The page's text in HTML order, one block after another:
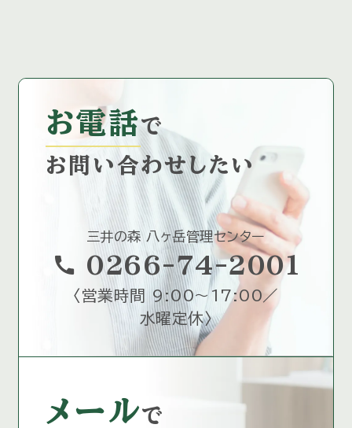
お電話で
お問い合わせしたい
三井の森 八ヶ岳管理センター
call 0266-74-2001
〈 営業時間 9:00～17:00／
水曜定休〉
メールで